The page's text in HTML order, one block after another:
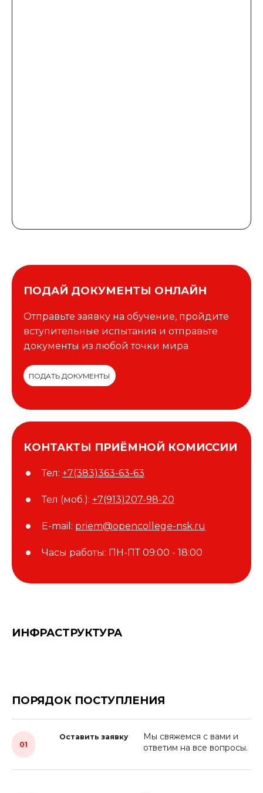
ПОДАЙ ДОКУМЕНТЫ ОНЛАЙН
Отправьте заявку на обучение, пройдите
вступительные испытания и отправьте
документы из любой точки мира
ПОДАТЬ ДОКУМЕНТЫ
КОНТАКТЫ ПРИЁМНОЙ КОМИССИИ
Тел: +7(383)363-63-63
Тел (моб.): +7(913)207-98-20
E-mail: priem@opencollege-nsk.ru
Часы работы: ПН-ПТ 09:00 - 18:00
ИНФРАСТРУКТУРА
ПОРЯДОК ПОСТУПЛЕНИЯ
01
Оставить заявку
Мы свяжемся с вами и
ответим на все вопросы.